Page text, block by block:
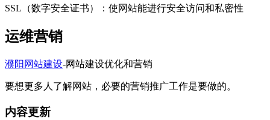
SSL（数字安全证书）：使网站能进行安全访问和私密性
运维营销
濮阳网站建设-网站建设优化和营销
要想更多人了解网站，必要的营销推广工作是要做的。
内容更新